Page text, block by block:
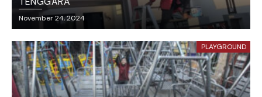
November 24, 2024
PLAYGROUND